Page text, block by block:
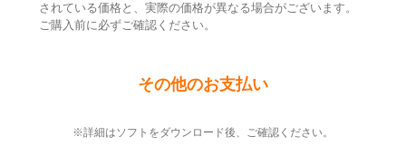
されている価格と、実際の価格が異なる場合がございます。
ご購入前に必ずご確認ください。
その他のお支払い
※詳細はソフトをダウンロード後、ご確認ください。